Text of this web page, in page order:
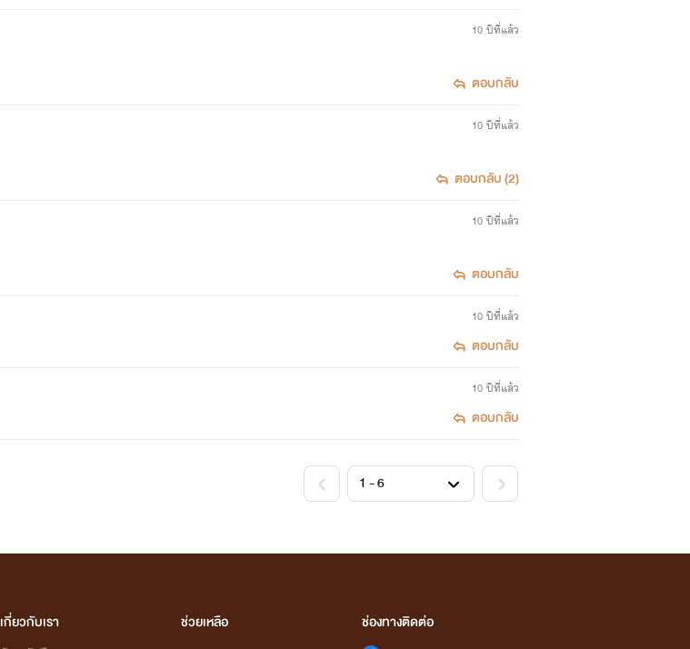
10 ปีที่แล้ว
ตอบกลับ
10 ปีที่แล้ว
ตอบกลับ (2)
10 ปีที่แล้ว
ตอบกลับ
10 ปีที่แล้ว
ตอบกลับ
10 ปีที่แล้ว
ตอบกลับ
เกี่ยวกับเรา
ช่วยเหลือ
ช่องทางติดต่อ